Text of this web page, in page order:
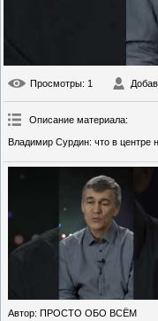
Просмотры: 1
Описание материала:
Владимир Сурдин: что в центре
Автор: ПРОСТО ОБО ВСЁМ